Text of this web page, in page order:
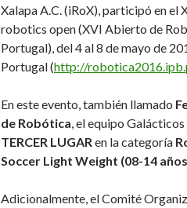
Xalapa A.C. (iRoX), participó en el
robotics open (XVI Abierto de
Portugal), del 4 al 8 de mayo de
Portugal (http://
En este evento, también llamado
de Robótica, el equipo
TERCER LUGARen la categoría
Soccer Light Weight (08-14
Adicionalmente, el Comité